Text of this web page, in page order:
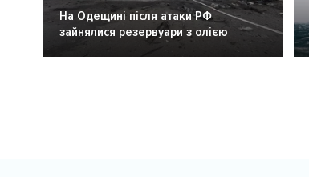
На Одещині після атаки РФ
зайнялися резервуари з олією